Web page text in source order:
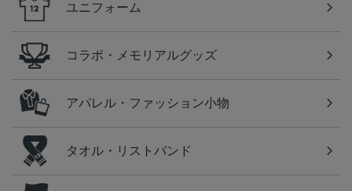
ユニフォーム
コラボ・メモリアルグッズ
アパレル・ファッション小物
タオル・リストバンド